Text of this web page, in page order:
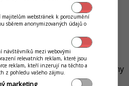
Poslíček
funkcí vycházejících z
umožňuje také přesné
Jakmile je objednávka na
jsou finance evidovány
vytvořil. Následně
majitelům webstránek k porozumění
sběrem anonymizovaných údajů o
návštěvníků mezi webovými
relevatních reklam, které jsou
reklam, kteří inzerují na těchto a
z pohledu vašeho zájmu.
marketing